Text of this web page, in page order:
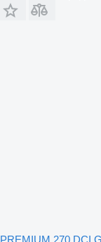
PREMIUM 270 DCI